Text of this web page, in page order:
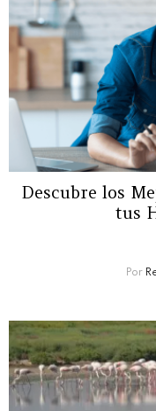
Descubre los
tus
Por